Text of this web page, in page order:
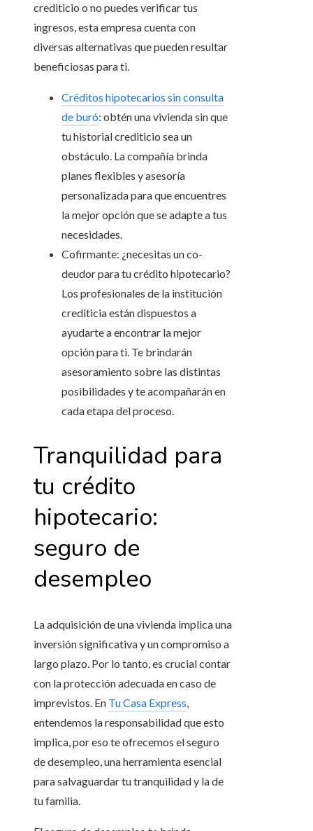
crediticio o no puedes verificar tus
ingresos, esta empresa cuenta con
diversas alternativas que pueden resultar
beneficiosas para ti.
Créditos hipotecarios sin consulta
de buró: obtén una vivienda sin que
tu historial crediticio sea un
obstáculo. La compañía brinda
planes flexibles y asesoría
personalizada para que encuentres
la mejor opción que se adapte a tus
necesidades.
Cofirmante: ¿necesitas un co-
deudor para tu crédito hipotecario?
Los profesionales de la institución
crediticia están dispuestos a
ayudarte a encontrar la mejor
opción para ti. Te brindarán
asesoramiento sobre las distintas
posibilidades y te acompañarán en
cada etapa del proceso.
Tranquilidad para
tu crédito
hipotecario:
seguro de
desempleo
La adquisición de una vivienda implica una
inversión significativa y un compromiso a
largo plazo. Por lo tanto, es crucial contar
con la protección adecuada en caso de
imprevistos. En Tu Casa Express
entendemos la responsabilidad que esto
implica, por eso te ofrecemos el seguro
de desempleo, una herramienta esencial
para salvaguardar tu tranquilidad y la de
tu familia.